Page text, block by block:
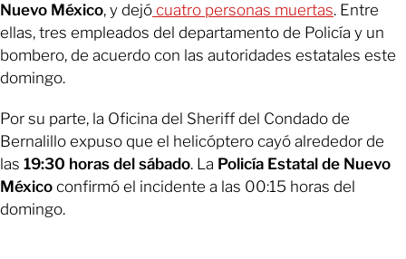
Nuevo México, y dejó cuatro personas muertas. Entre
ellas, tres empleados del departamento de Policía y un
bombero, de acuerdo con las autoridades estatales este
domingo.
Por su parte, la Oficina del Sheriff del Condado de
Bernalillo expuso que el helicóptero cayó alrededor de
las 19:30 horas del sábado. La Policía Estatal de Nuevo
México confirmó el incidente a las 00:15 horas del
domingo.